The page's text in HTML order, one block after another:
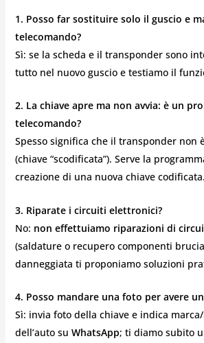
1. Posso far sostituire solo il guscio e
telecomando?
Sì: se la scheda e il transponder sono
tutto nel nuovo guscio e testiamo il
2. La chiave apre ma non avvia: è un
telecomando?
Spesso significa che il transponder non
(chiave “scodificata”). Serve la
creazione di una nuova chiave codificata.
3. Riparate i circuiti elettronici?
No: non effettuiamo riparazioni di
(saldature o recupero componenti
danneggiata ti proponiamo soluzioni
4. Posso mandare una foto per avere
Sì: invia foto della chiave e indica
dell’auto su WhatsApp; ti diamo subito